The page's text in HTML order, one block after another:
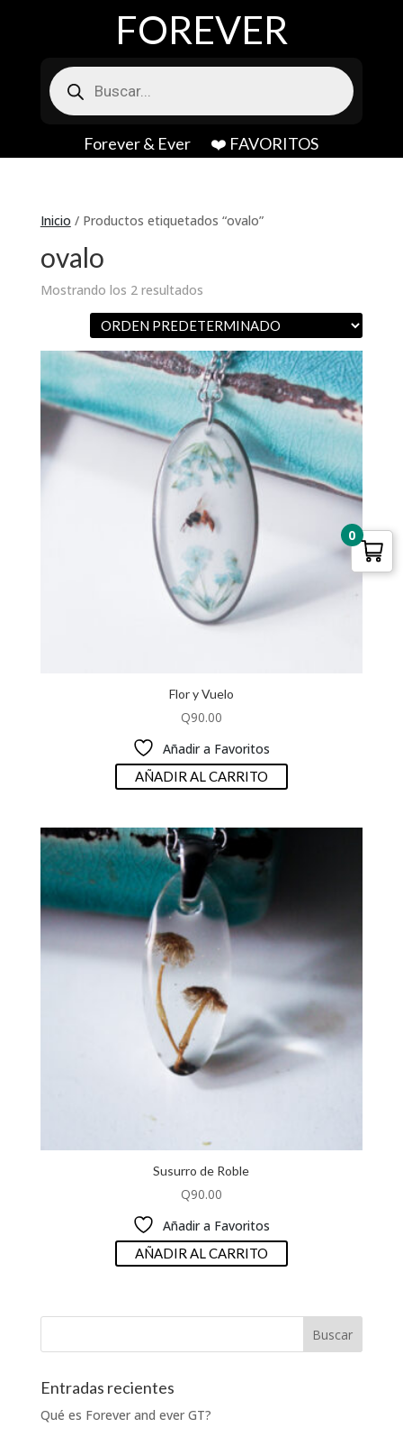
FOREVER
Búsqueda
de
productos
Forever & Ever ❤️ FAVORITOS
Inicio / Productos etiquetados “ovalo”
ovalo
Mostrando los 2 resultados
Flor y Vuelo
Q90.00
Añadir a Favoritos
AÑADIR AL CARRITO
Susurro de Roble
Q90.00
Añadir a Favoritos
AÑADIR AL CARRITO
Entradas recientes
Qué es Forever and ever GT?
0